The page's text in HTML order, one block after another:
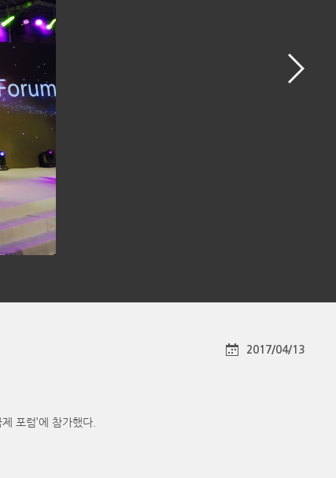
2017/04/13
포럼’에 참가했다.